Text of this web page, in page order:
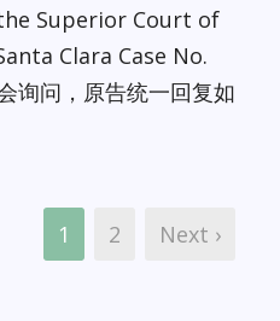
Superior Court of
Clara Case No.
询问，原告统一回复如
1 2 Next ›